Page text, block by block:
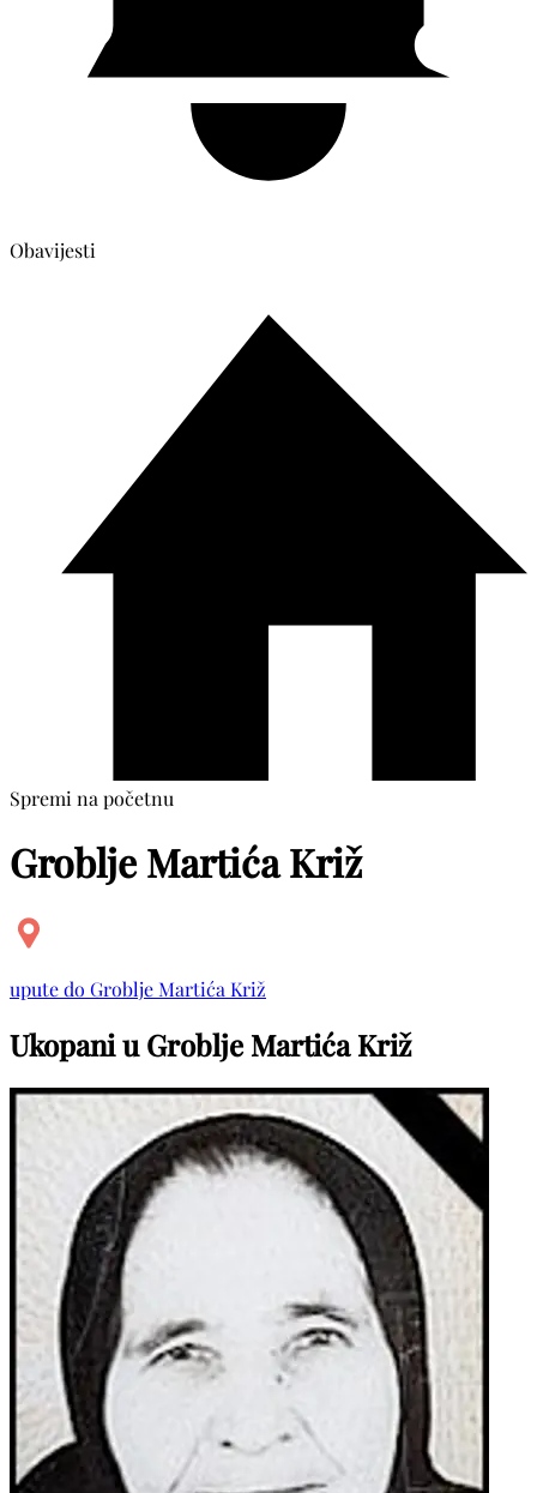
Obavijesti
Spremi na početnu
Groblje Martića Križ
upute do Groblje Martića Križ
Ukopani u Groblje Martića Križ